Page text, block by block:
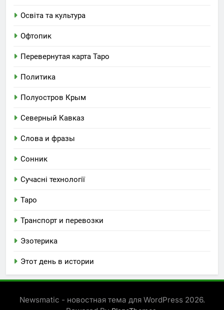
Освіта та культура
Офтопик
Перевернутая карта Таро
Политика
Полуостров Крым
Северный Кавказ
Слова и фразы
Сонник
Сучасні технології
Таро
Транспорт и перевозки
Эзотерика
Этот день в истории
Newsmatic - новостная тема для WordPress 2026.